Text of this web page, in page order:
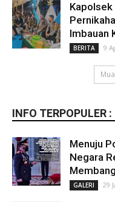
Imbauan
BERITA 9
INFO TERPOPULER :
Menuju
Negara
GALERI 29